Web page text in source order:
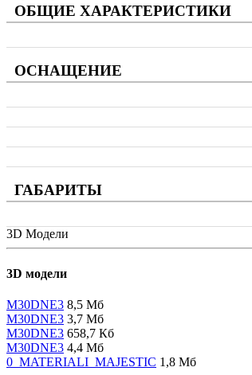
ОБЩИЕ ХАРАКТЕРИСТИКИ
ОСНАЩЕНИЕ
ГАБАРИТЫ
3D Модели
3D модели
M30DNE3 8,5 Мб
M30DNE3 3,7 Мб
M30DNE3 658,7 Кб
M30DNE3 4,4 Мб
0_MATERIALI_MAJESTIC 1,8 Мб